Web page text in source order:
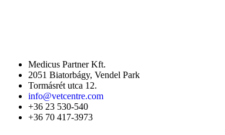
Medicus Partner Kft.
2051 Biatorbágy, Vendel Park
Tormásrét utca 12.
info@vetcentre.com
+36 23 530-540
+36 70 417-3973